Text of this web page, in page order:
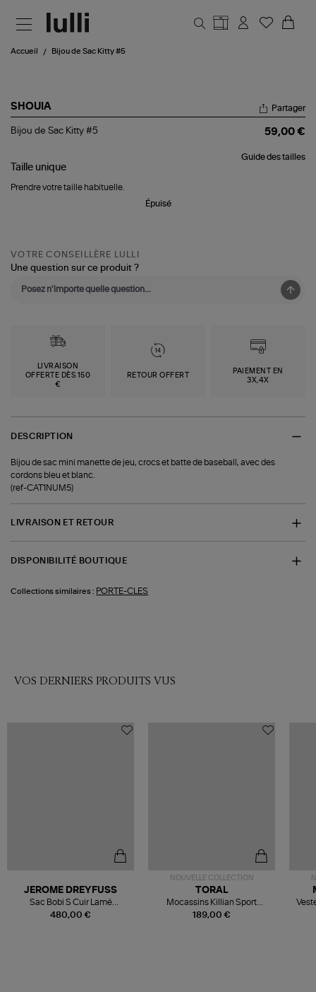
Accueil Bijou de Sac Kitty #5
SHOUIA
Bijou
Kitty
#5
Partager
Bijou de Sac Kitty #5 59,00 €
Guide des tailles
Taille unique
Prendre votre taille habituelle.
Épuisé
VOTRE CONSEILLÈRE LULLI
Une question sur ce produit ?
LIVRAISON
OFFERTE DÈS 150
€
RETOUR OFFERT
PAIEMENT EN
3X,4X
DESCRIPTION
Bijou de sac mini manette de jeu, crocs et batte de baseball, avec des
cordons bleu et blanc.
(ref-CAT1NUM5)
LIVRAISON ET RETOUR
DISPONIBILITÉ BOUTIQUE
Collections similaires : PORTE-CLES
VOS DERNIERS PRODUITS VUS
480,00 €
JEROME DREYFUSS
Sac Bobi S Cuir Lamé
Champagne
NOUVELLE COLLECTION
189,00 €
TORAL
Mocassins Killian Sport
Mousse